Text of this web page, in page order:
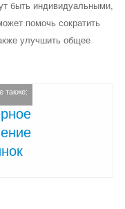
быть индивидуальными,
помочь сократить
улучшить общее
также: